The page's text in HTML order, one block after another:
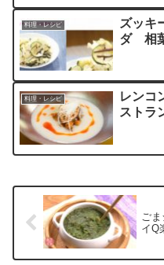
料理・レシピ
ズッキ
ダ 相
料理・レシピ
レンコ
ストラ
ご
イQ